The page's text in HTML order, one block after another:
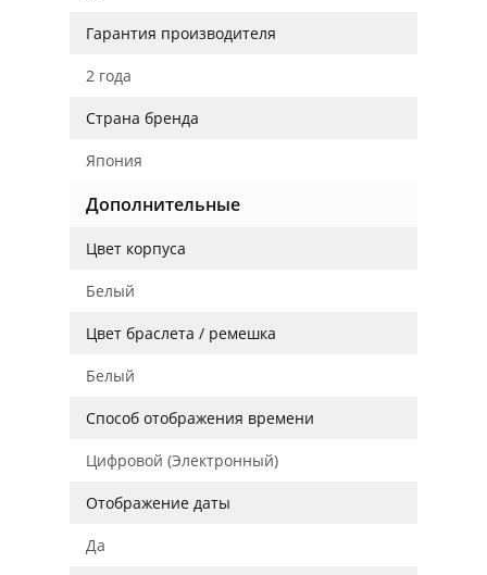
Гарантия производителя
2 года
Страна бренда
Япония
Дополнительные
Цвет корпуса
Белый
Цвет браслета / ремешка
Белый
Способ отображения времени
Цифровой (Электронный)
Отображение даты
Да